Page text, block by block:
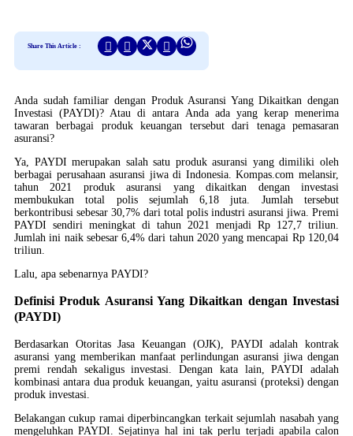
Share This Article :
Anda sudah familiar dengan Produk Asuransi Yang Dikaitkan dengan
Investasi (PAYDI)? Atau di antara Anda ada yang kerap menerima
tawaran berbagai produk keuangan tersebut dari tenaga pemasaran
asuransi?
Ya, PAYDI merupakan salah satu produk asuransi yang dimiliki oleh
berbagai perusahaan asuransi jiwa di Indonesia. Kompas.com melansir,
tahun 2021 produk asuransi yang dikaitkan dengan investasi
membukukan total polis sejumlah 6,18 juta. Jumlah tersebut
berkontribusi sebesar 30,7% dari total polis industri asuransi jiwa. Premi
PAYDI sendiri meningkat di tahun 2021 menjadi Rp 127,7 triliun.
Jumlah ini naik sebesar 6,4% dari tahun 2020 yang mencapai Rp 120,04
triliun.
Lalu, apa sebenarnya PAYDI?
Definisi Produk Asuransi Yang Dikaitkan dengan Investasi
(PAYDI)
Berdasarkan Otoritas Jasa Keuangan (OJK), PAYDI adalah kontrak
asuransi yang memberikan manfaat perlindungan asuransi jiwa dengan
premi rendah sekaligus investasi. Dengan kata lain, PAYDI adalah
kombinasi antara dua produk keuangan, yaitu asuransi (proteksi) dengan
produk investasi.
Belakangan cukup ramai diperbincangkan terkait sejumlah nasabah yang
mengeluhkan PAYDI. Sejatinya hal ini tak perlu terjadi apabila calon